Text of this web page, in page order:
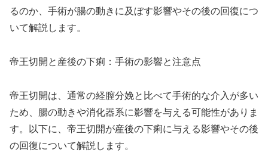
るのか、手術が腸の動きに及ぼす影響やその後の回復につ
いて解説します。
帝王切開と産後の下痢：手術の影響と注意点
帝王切開は、通常の経膣分娩と比べて手術的な介入が多い
ため、腸の動きや消化器系に影響を与える可能性がありま
す。以下に、帝王切開が産後の下痢に与える影響やその後
の回復について解説します。